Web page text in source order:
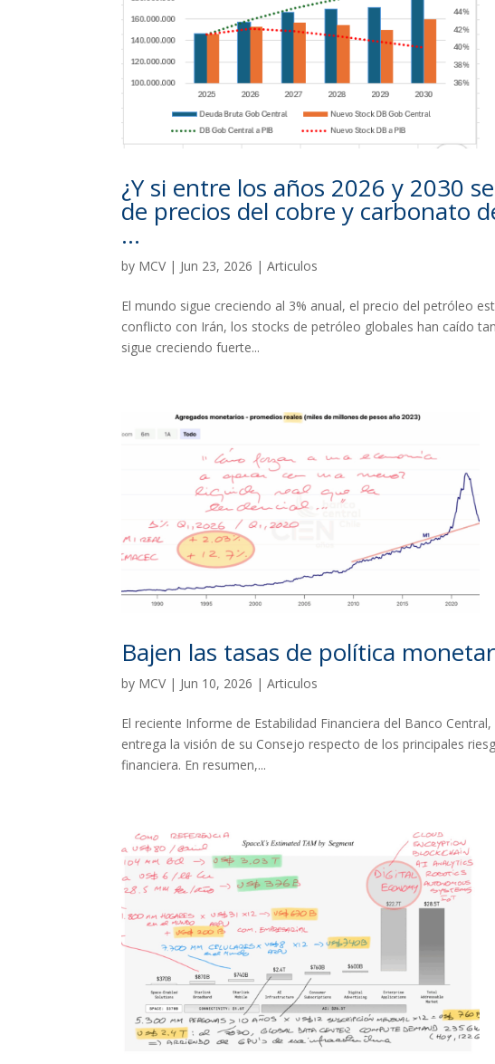
¿Y si entre los años 2026 y 2030
de precios del cobre y carbonato
…
by MCV| Jun 23, 2026 |Articulos
El mundo sigue creciendo al 3% anual, el precio del petróleo
conflicto con Irán, los stocks de petróleo globales han caído
sigue creciendo fuerte...
Bajen las tasas de política
by MCV| Jun 10, 2026 |Articulos
El reciente Informe de Estabilidad Financiera del Banco
entrega la visión de su Consejo respecto de los principales
financiera. En resumen,...